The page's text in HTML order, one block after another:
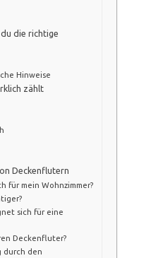
die richtige
Hinweise
zählt
Deckenflutern
für mein Wohnzimmer?
sich für eine
Deckenfluter?
durch den